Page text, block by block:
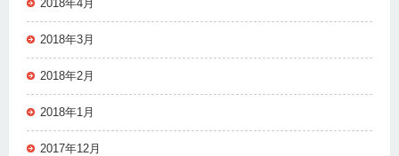
2018年4月
2018年3月
2018年2月
2018年1月
2017年12月